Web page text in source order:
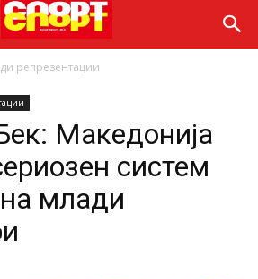
репрезентации
Македонија
систем
на млади